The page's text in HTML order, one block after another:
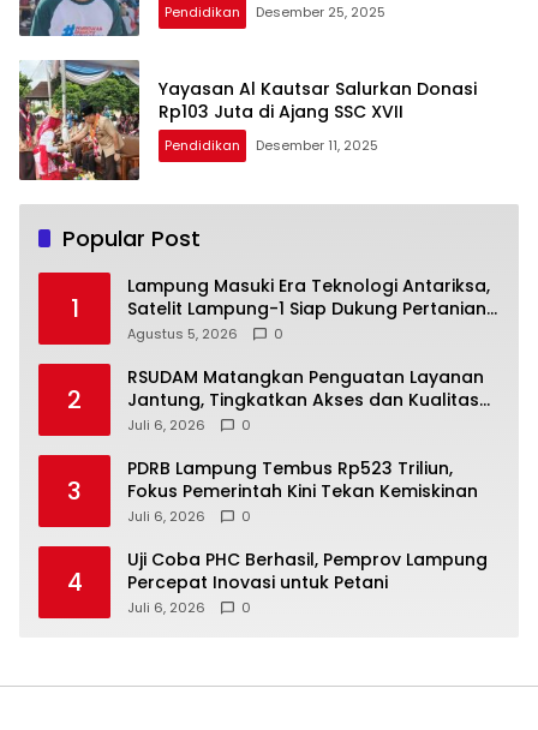
Pendidikan Desember 25, 2025
Yayasan Al Kautsar Salurkan Donasi
Rp103 Juta di Ajang SSC XVII
Pendidikan Desember 11, 2025
Popular Post
1
Lampung Masuki Era Teknologi Antariksa,
Satelit Lampung-1 Siap Dukung Pertanian
Berbasis AI
Agustus 5, 2026 0
2
RSUDAM Matangkan Penguatan Layanan
Jantung, Tingkatkan Akses dan Kualitas
Pelayanan Pasien
Juli 6, 2026 0
3
PDRB Lampung Tembus Rp523 Triliun,
Fokus Pemerintah Kini Tekan Kemiskinan
Juli 6, 2026 0
4
Uji Coba PHC Berhasil, Pemprov Lampung
Percepat Inovasi untuk Petani
Juli 6, 2026 0